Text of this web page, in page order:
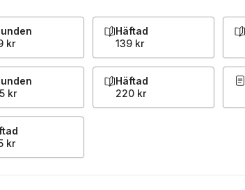
kr
Häftad
139 kr
kr
Häftad
220 kr
kr